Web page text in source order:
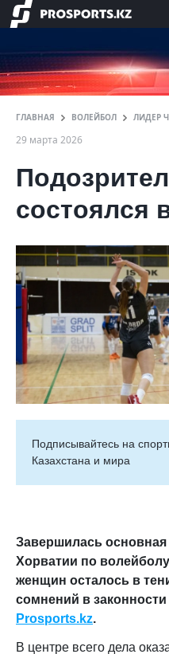
ГЛАВНАЯ ВОЛЕЙБОЛ ЛИДЕР
29 марта 2026
состоялся
Подписывайтесь на
Казахстана и мира
Завершилась основная
Хорватии по
женщин осталось в
сомнений в
Prosports.kz.
В центре всего дела